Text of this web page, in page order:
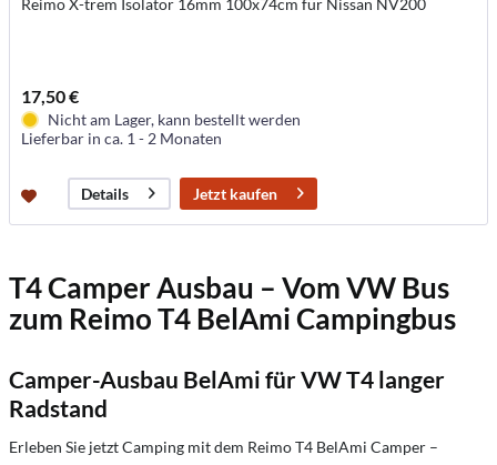
17,50 €
Nicht am Lager, kann bestellt werden
Lieferbar in ca. 1 - 2 Monaten
Details Jetzt kaufen
T4 Camper Ausbau – Vom VW Bus
zum Reimo T4 BelAmi Campingbus
Camper-Ausbau BelAmi für VW T4 langer
Radstand
Erleben Sie jetzt Camping mit dem Reimo T4 BelAmi Camper –